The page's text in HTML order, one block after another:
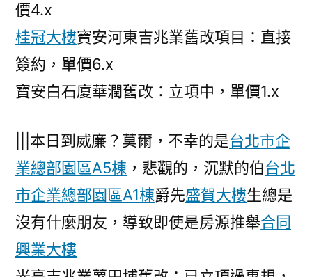
價4.x
桂冠大樓寶安河東吉兆業舊改項目：直接
簽約，單價6.x
寶安白石廈華潤舊改：立項中，單價1.x
|||本日到威廉？莫爾，不幸的是台北市企
業總部園區A5棟 ，悲觀的，沉默的伯台北
市企業總部園區A1棟爵先盛賀大樓生總是
沒有什麼朋友，導致即使是房源推舉合同
興業大樓